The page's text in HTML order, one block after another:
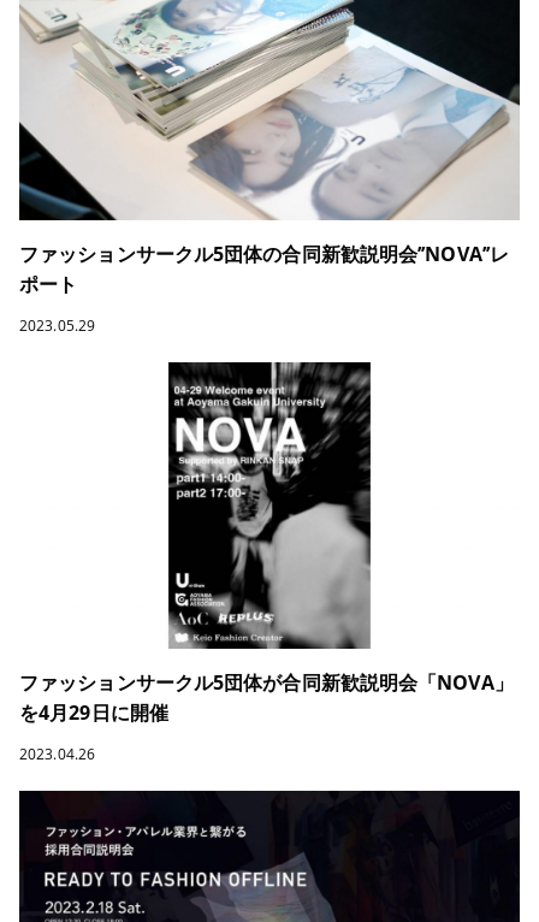
ファッションサークル5団体の合同新歓説明会’’NOVA’’レ
ポート
2023.05.29
ファッションサークル5団体が合同新歓説明会「NOVA」
を4月29日に開催
2023.04.26